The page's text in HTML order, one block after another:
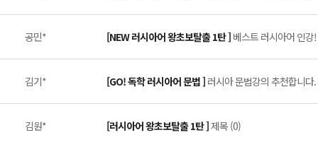
공민* [NEW 러시아어 왕초보탈출 1탄 ] 베스트 러시아어 인강
김기* [GO! 독학 러시아어 문법 ] 러시아 문법강의 추천합니다
김원* [러시아어 왕초보탈출 1탄 ]제목 (0)